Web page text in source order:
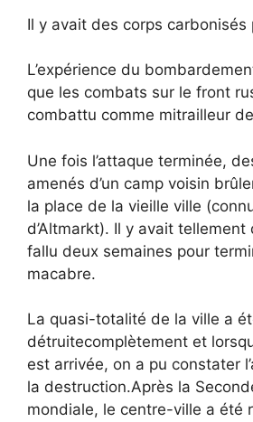
Il y avait des corps carbonisés
L’expérience du
que les combats sur le front
combattu comme mitrailleur
Une fois l’attaque terminée,
amenés d’un camp voisin
la place de la vieille ville
d’Altmarkt). Il y avait tellement
fallu deux semaines pour
macabre.
La quasi-totalité de la ville a
détruitecomplètement et
est arrivée, on a pu constater
la destruction.Après la
mondiale, le centre-ville a été